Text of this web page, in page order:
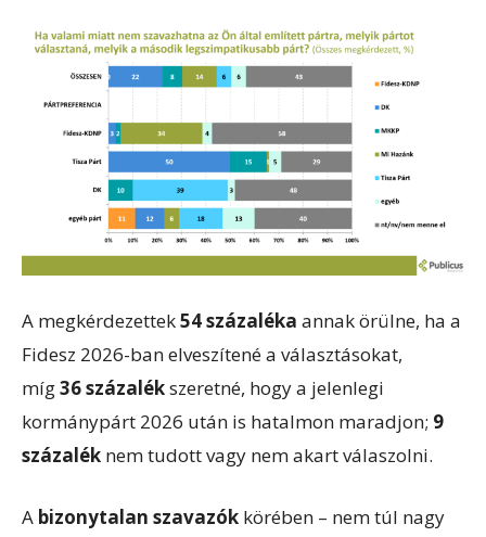
A megkérdezettek54 százaléka annak örülne, ha a
Fidesz 2026-ban elveszítené a választásokat,
míg36 százalékszeretné, hogy a jelenlegi
kormánypárt 2026 után is hatalmon maradjon; 9
százalék nem tudott vagy nem akart válaszolni.
A bizonytalan szavazók körében – nem túl nagy